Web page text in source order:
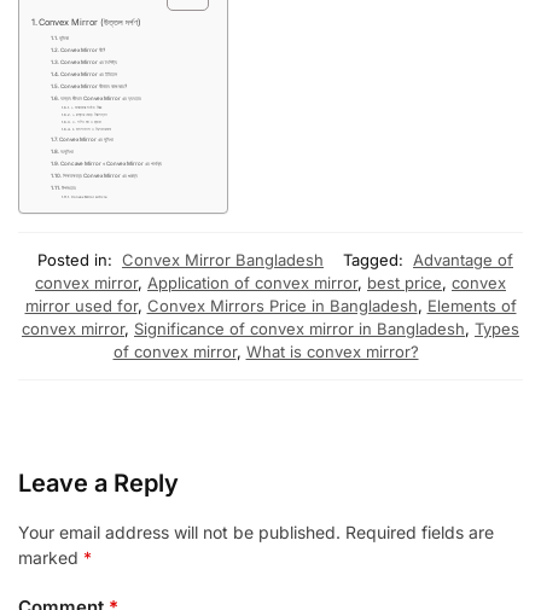
Convex Mirror (উত্তল দর্পণ)
ভূমিকা
Convex Mirror কী?
Convex Mirror এর বৈশিষ্ট্য
Convex Mirror এর ইতিহাস
Convex Mirror কীভাবে কাজ করে?
বাস্তব জীবনে Convex Mirror এর ব্যবহার
১. যানবাহনের সাইড মিরর
২. রাস্তার মোড়ে নিরাপত্তা
৩. শপিং মল ও ব্যাংক
৪. হাসপাতাল ও শিল্পকারখানা
Convex Mirror এর সুবিধা
অসুবিধা
Concave Mirror ও Convex Mirror এর পার্থক্য
শিক্ষাক্ষেত্রে Convex Mirror এর গুরুত্ব
উপসংহার
Convex Mirror Article
Posted in: Convex Mirror Bangladesh Tagged: Advantage of
convex mirror, Application of convex mirror, best price, convex
mirror used for, Convex Mirrors Price in Bangladesh, Elements of
convex mirror, Significance of convex mirror in Bangladesh, Types
of convex mirror, What is convex mirror?
Leave a Reply
Your email address will not be published. Required fields are
marked *